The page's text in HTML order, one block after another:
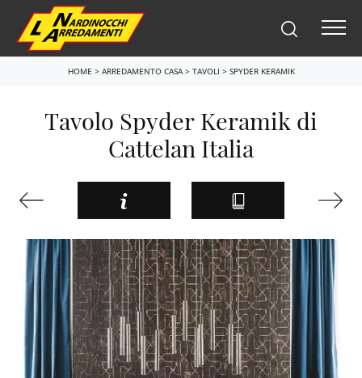
HOME > ARREDAMENTO CASA> TAVOLI > SPYDER KERAMIK
Tavolo Spyder Keramik di
Cattelan Italia